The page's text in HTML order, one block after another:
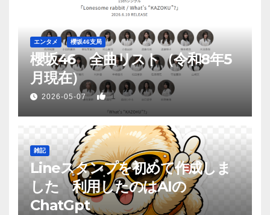
エンタメ 櫻坂46支局
櫻坂46 全曲リスト（令和8年5
月現在）
2026-05-07 1
雑記
Lineスタンプを初めて作成しま
した 利用したのはAIの
ChatGpt